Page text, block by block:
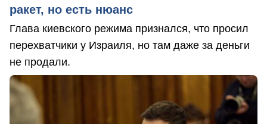
ракет, но есть нюанс
Глава киевского режима признался, что просил
перехватчики у Израиля, но там даже за деньги
не продали.